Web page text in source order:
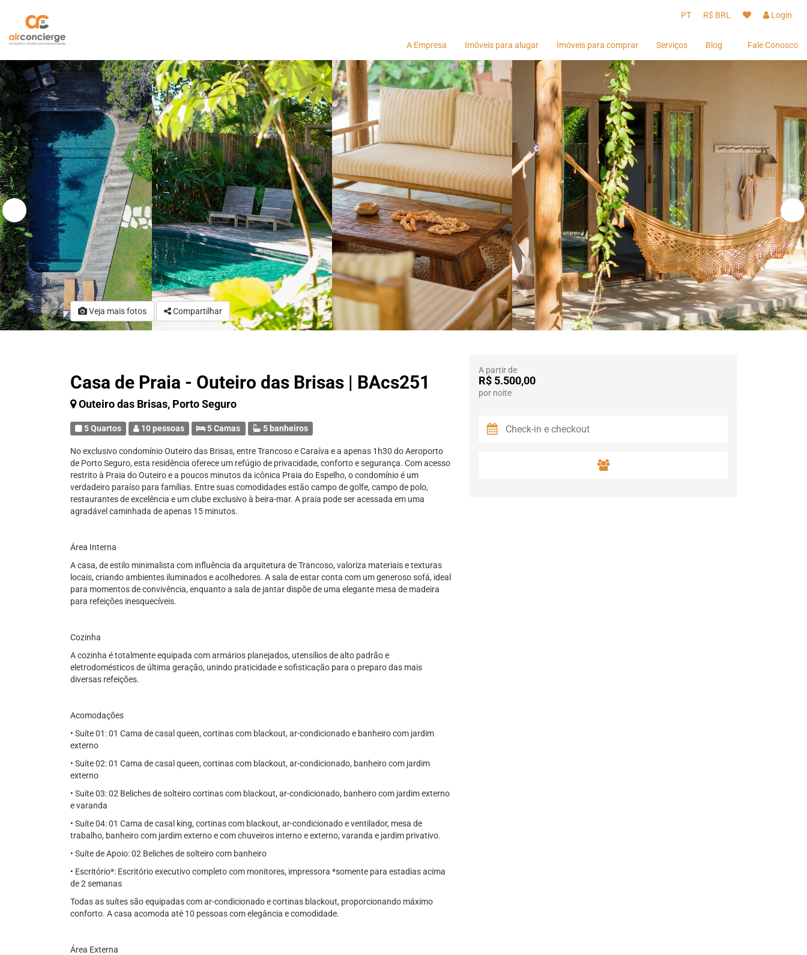
PT R$ BRL Login
A Empresa Imóveis para alugar Imóveis para comprar Serviços
Hóspedes
Proprietários
Blog Fale Conosco
Veja mais fotos Compartilhar
Casa de Praia - Outeiro das Brisas | BAcs251
Outeiro das Brisas, Porto Seguro
5 Quartos 10 pessoas 5 Camas 5 banheiros
No exclusivo condomínio Outeiro das Brisas, entre Trancoso e Caraíva e a apenas 1h30 do Aeroporto
de Porto Seguro, esta residência oferece um refúgio de privacidade, conforto e segurança. Com acesso
restrito à Praia do Outeiro e a poucos minutos da icônica Praia do Espelho, o condomínio é um
verdadeiro paraíso para famílias. Entre suas comodidades estão campo de golfe, campo de polo,
restaurantes de excelência e um clube exclusivo à beira-mar. A praia pode ser acessada em uma
agradável caminhada de apenas 15 minutos.
Área Interna
A casa, de estilo minimalista com influência da arquitetura de Trancoso, valoriza materiais e texturas
locais, criando ambientes iluminados e acolhedores. A sala de estar conta com um generoso sofá, ideal
para momentos de convivência, enquanto a sala de jantar dispõe de uma elegante mesa de madeira
para refeições inesquecíveis.
Cozinha
A cozinha é totalmente equipada com armários planejados, utensílios de alto padrão e
eletrodomésticos de última geração, unindo praticidade e sofisticação para o preparo das mais
diversas refeições.
Acomodações
• Suíte 01: 01 Cama de casal queen, cortinas com blackout, ar-condicionado e banheiro com jardim
externo
• Suíte 02: 01 Cama de casal queen, cortinas com blackout, ar-condicionado, banheiro com jardim
externo
• Suíte 03: 02 Beliches de solteiro cortinas com blackout, ar-condicionado, banheiro com jardim externo
e varanda
• Suíte 04: 01 Cama de casal king, cortinas com blackout, ar-condicionado e ventilador, mesa de
trabalho, banheiro com jardim externo e com chuveiros interno e externo, varanda e jardim privativo.
• Suíte de Apoio: 02 Beliches de solteiro com banheiro
• Escritório*: Escritório executivo completo com monitores, impressora *somente para estadias acima
de 2 semanas
Todas as suítes são equipadas com ar-condicionado e cortinas blackout, proporcionando máximo
conforto. A casa acomoda até 10 pessoas com elegância e comodidade.
Área Externa
A partir de
R$ 5.500,00
por noite